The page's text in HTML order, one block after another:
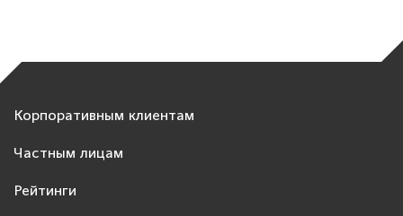
Корпоративным клиентам
Частным лицам
Рейтинги